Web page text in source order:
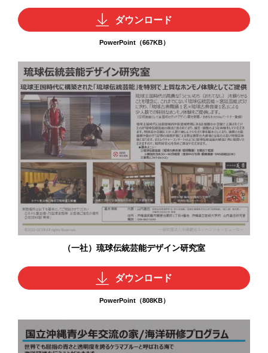
ダウンロード
PowerPoint（667KB）
（一社）琉球伝統芸能デザイン研究室
ダウンロード
PowerPoint（808KB）